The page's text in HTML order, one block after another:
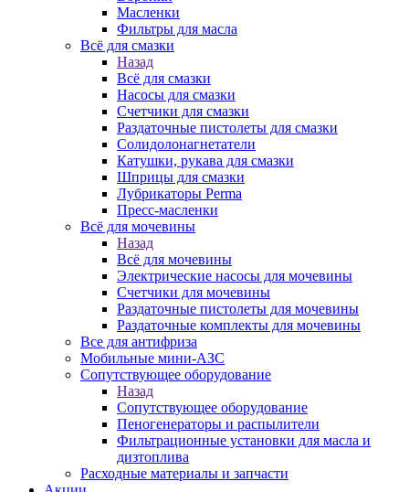
Масленки
Фильтры для масла
Всё для смазки
Назад
Всё для смазки
Насосы для смазки
Счетчики для смазки
Раздаточные пистолеты для смазки
Солидолонагнетатели
Катушки, рукава для смазки
Шприцы для смазки
Лубрикаторы Perma
Пресс-масленки
Всё для мочевины
Назад
Всё для мочевины
Электрические насосы для мочевины
Счетчики для мочевины
Раздаточные пистолеты для мочевины
Раздаточные комплекты для мочевины
Все для антифриза
Мобильные мини-АЗС
Сопутствующее оборудование
Назад
Сопутствующее оборудование
Пеногенераторы и распылители
Фильтрационные установки для масла и
дизтоплива
Расходные материалы и запчасти